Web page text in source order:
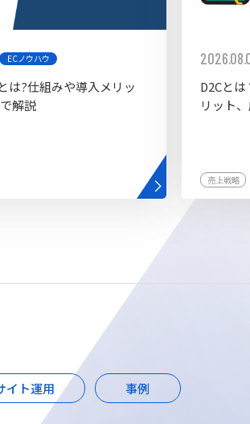
ECノウハウ
は?仕組みや導入メリッ
解説
D2Cと
リット
売上戦略
イト運用 事例